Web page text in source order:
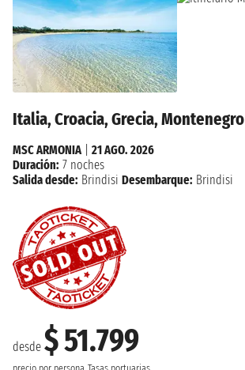
Italia, Croacia, Grecia, Montenegro
desde $ 51.799
MSC ARMONIA| 21 AGO. 2026
Duración: 7 noches
Salida desde: Brindisi Desembarque: Brindisi